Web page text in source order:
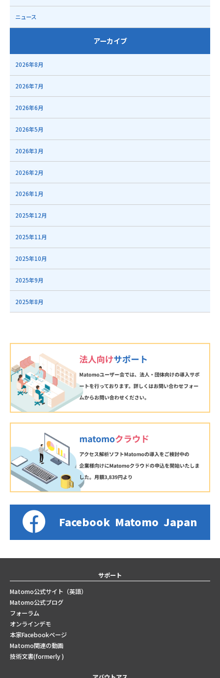
ニュース
アーカイブ
2026年8月
2026年7月
2026年6月
2026年5月
2026年3月
2026年2月
2026年1月
2025年12月
2025年11月
2025年10月
2025年9月
2025年8月
Facebook Matomo Japan
サポート
Matomo公式サイト（英語）
Matomo公式ブログ
フォーラム
オンラインデモ
本家Facebookページ
Matomo関連の動画
技術文書(formerly )